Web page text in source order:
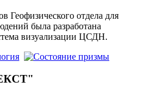
Геофизического отдела для
была разработана
визуализации ЦСДН.